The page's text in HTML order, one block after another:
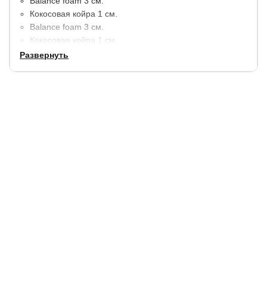
Кокосовая койра 1 см.
Balance foam 3 см.
Кокосовая койра 1 см.
Balance foam 3 см.
Развернуть